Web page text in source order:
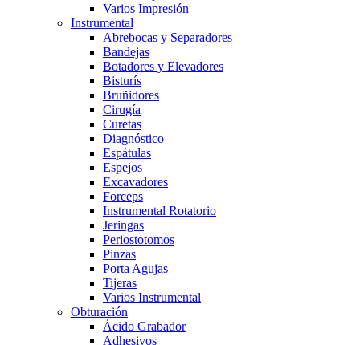
Varios Impresión
Instrumental
Abrebocas y Separadores
Bandejas
Botadores y Elevadores
Bisturís
Bruñidores
Cirugía
Curetas
Diagnóstico
Espátulas
Espejos
Excavadores
Forceps
Instrumental Rotatorio
Jeringas
Periostotomos
Pinzas
Porta Agujas
Tijeras
Varios Instrumental
Obturación
Ácido Grabador
Adhesivos